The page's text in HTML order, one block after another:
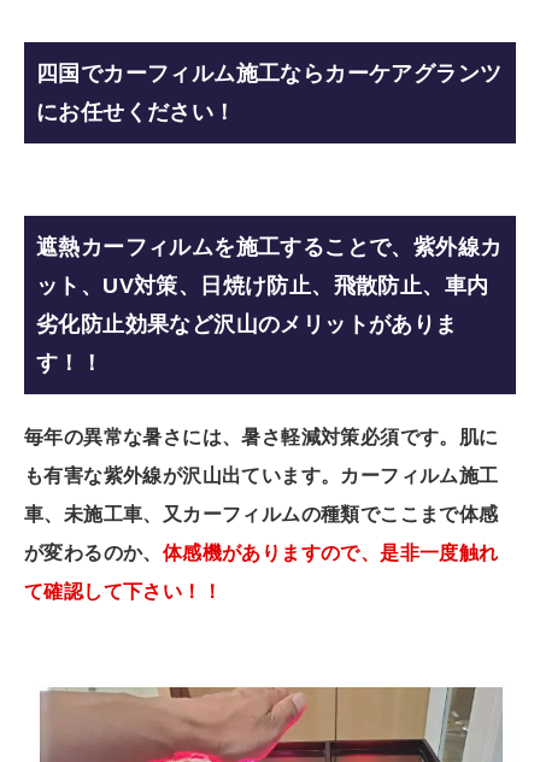
四国でカーフィルム施工ならカーケアグランツ
にお任せください！
遮熱カーフィルムを施工することで、紫外線カ
ット、UV対策、日焼け防止、飛散防止、車内
劣化防止効果など沢山のメリットがありま
す！！
毎年の異常な暑さには、暑さ軽減対策必須です。 肌に
も有害な紫外線が沢山出ています。 カーフィルム施工
車、未施工車、又カーフィルムの種類でここまで体感
が変わるのか、 体感機がありますので、是非一度触れ
て確認して下さい！！